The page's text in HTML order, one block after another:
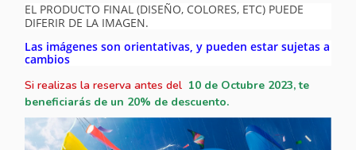
EL PRODUCTO FINAL (DISEÑO, COLORES, ETC) PUEDE
DIFERIR DE LA IMAGEN.
Las imágenes son orientativas, y pueden estar sujetas a
cambios
Si realizas la reserva antes del 10 de Octubre 2023, te
beneficiarás de un 20% de descuento.